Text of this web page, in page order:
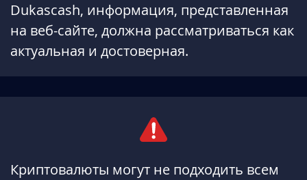
Dukascash, информация, представленная
на веб-сайте, должна рассматриваться как
актуальная и достоверная.
Криптовалюты могут не подходить всем